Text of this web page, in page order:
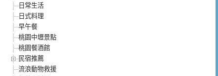
日常生活
日式料理
早午餐
桃園中壢景點
桃園餐酒館
民宿推薦
流浪動物救援